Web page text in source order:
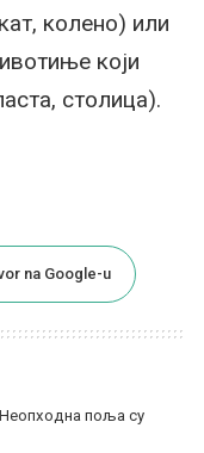
колено) или
који
столица).
na Google-u
Неопходна поља су